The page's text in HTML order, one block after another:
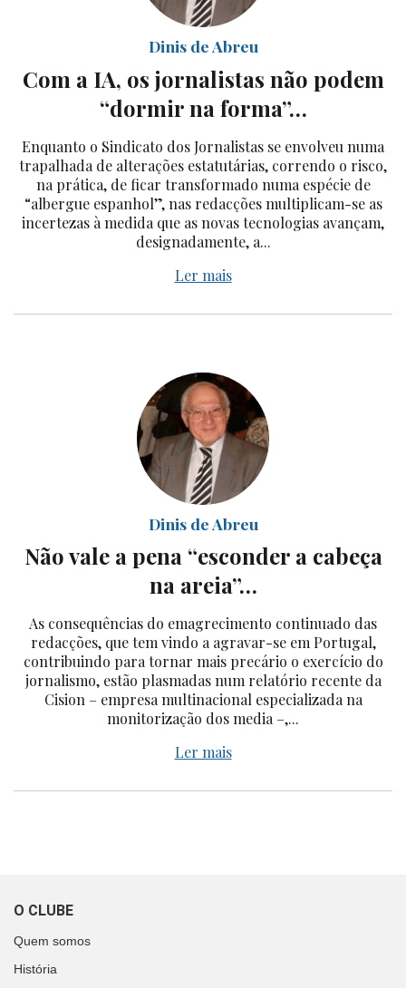
Dinis de Abreu
Com a IA, os jornalistas não podem
“dormir na forma”…
Enquanto o Sindicato dos Jornalistas se envolveu numa
trapalhada de alterações estatutárias, correndo o risco,
na prática, de ficar transformado numa espécie de
“albergue espanhol”, nas redacções multiplicam-se as
incertezas à medida que as novas tecnologias avançam,
designadamente, a...
Ler mais
Dinis de Abreu
Não vale a pena “esconder a cabeça
na areia”…
As consequências do emagrecimento continuado das
redacções, que tem vindo a agravar-se em Portugal,
contribuindo para tornar mais precário o exercício do
jornalismo, estão plasmadas num relatório recente da
Cision – empresa multinacional especializada na
monitorização dos media –,...
Ler mais
O CLUBE
Quem somos
História